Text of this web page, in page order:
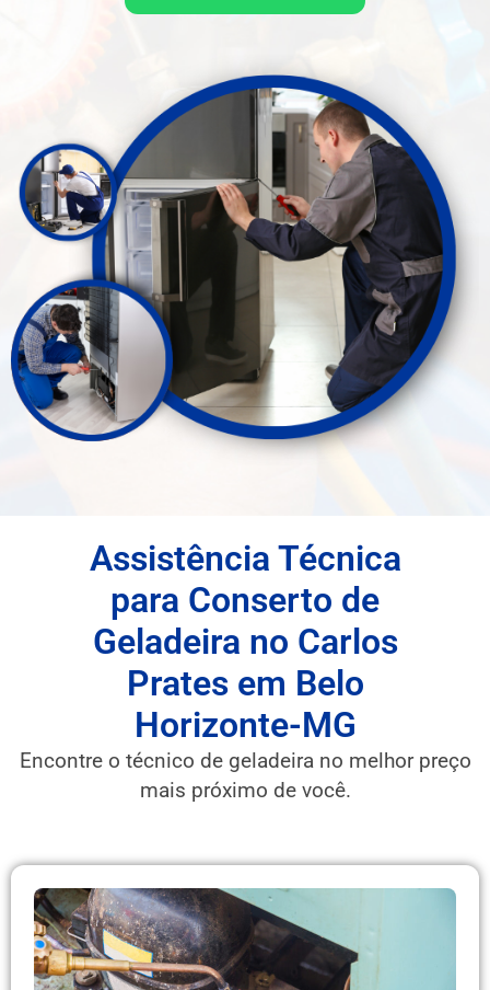
Assistência Técnica
para Conserto de
Geladeira no Carlos
Prates em Belo
Horizonte-MG
Encontre o técnico de geladeira no melhor preço
mais próximo de você.